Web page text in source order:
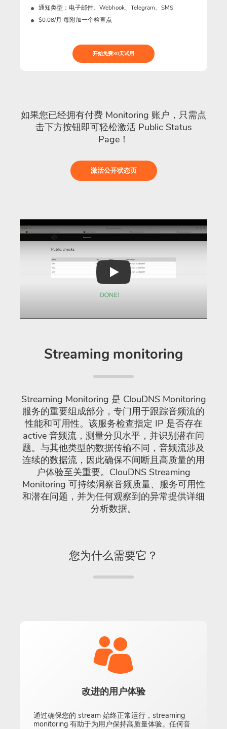
通知类型：电子邮件、Webhook、Telegram、SMS
$0.08/月 每附加一个检查点
开始免费30天试用
如果您已经拥有付费 Monitoring 账户，只需点
击下方按钮即可轻松激活 Public Status
Page！
激活公开状态页
Play
Streaming monitoring
Streaming Monitoring 是 ClouDNS Monitoring
服务的重要组成部分，专门用于跟踪音频流的
性能和可用性。该服务检查指定 IP 是否存在
active 音频流，测量分贝水平，并识别潜在问
题。与其他类型的数据传输不同，音频流涉及
连续的数据流，因此确保不间断且高质量的用
户体验至关重要。ClouDNS Streaming
Monitoring 可持续洞察音频质量、服务可用性
和潜在问题，并为任何观察到的异常提供详细
分析数据。
您为什么需要它？
改进的用户体验
通过确保您的 stream 始终正常运行，streaming
monitoring 有助于为用户保持高质量体验。任何音